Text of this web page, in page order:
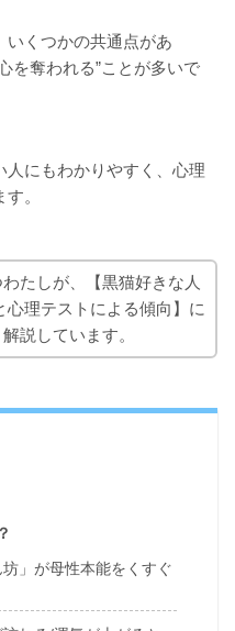
いくつかの共通点があ
を奪われる”ことが多いで
にもわかりやすく、心理
。
わたしが、【黒猫好きな人
心理テストによる傾向】に
説しています。
」が母性本能をくすぐ